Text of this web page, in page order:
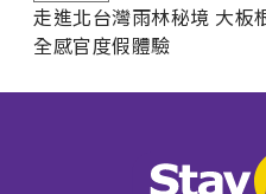
走進北台灣雨林秘境 大板
全感官度假體驗